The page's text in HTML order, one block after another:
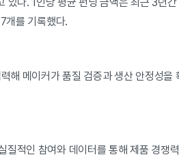
개를 기록했다.
해 메이커가 품질 검증과 생산 안정성을
적인 참여와 데이터를 통해 제품 경쟁